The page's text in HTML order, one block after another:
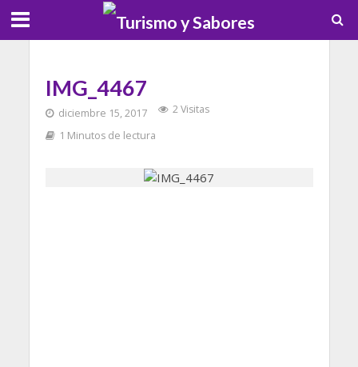
IMG_4467
diciembre 15, 2017
2 Visitas
1 Minutos de lectura